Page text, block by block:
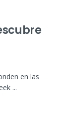
en las
...